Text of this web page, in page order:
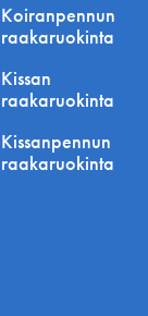
Koiranpennun
raakaruokinta
Kissan
raakaruokinta
Kissanpennun
raakaruokinta